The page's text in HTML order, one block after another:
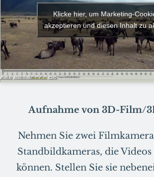
Klicke hier, um Marketing-
akzeptieren und diesen Inhalt zu
Aufnahme von 3D-Film/
Nehmen Sie zwei
Standbildkameras, die
können. Stellen Sie sie